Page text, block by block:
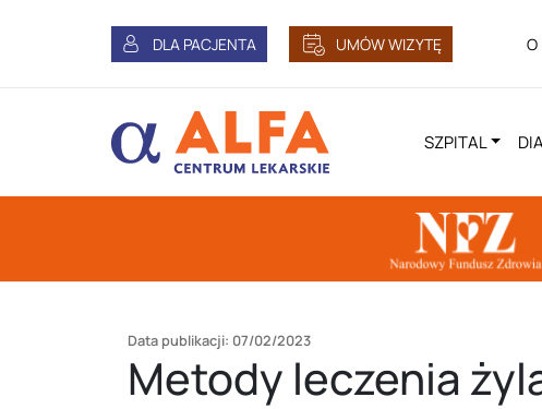
DLA PACJENTA UMÓW WIZYTĘ O
SZPITAL
Data publikacji: 07/02/2023
Metody leczenia